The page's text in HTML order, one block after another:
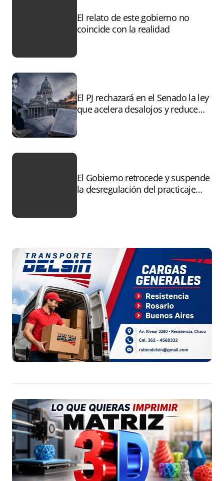
El relato de este gobierno no
coincide con la realidad
El PJ rechazará en el Senado la ley
que acelera desalojos y reduce
El Gobierno retrocede y suspende
la desregulación del practicaje